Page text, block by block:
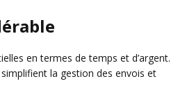
en termes de temps et d’argent.
la gestion des envois et